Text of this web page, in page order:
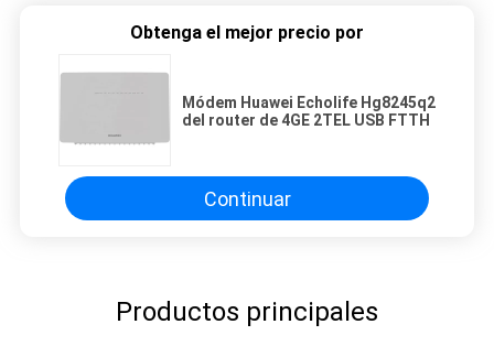
Obtenga el mejor precio por
Módem Huawei Echolife Hg8245q2
del router de 4GE 2TEL USB FTTH
Continuar
Productos principales